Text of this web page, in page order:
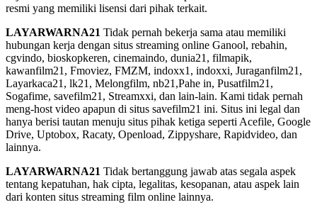
resmi yang memiliki lisensi dari pihak terkait.
LAYARWARNA21 Tidak pernah bekerja sama atau memiliki
hubungan kerja dengan situs streaming online Ganool, rebahin,
cgvindo, bioskopkeren, cinemaindo, dunia21, filmapik,
kawanfilm21, Fmoviez, FMZM, indoxx1, indoxxi, Juraganfilm21,
Layarkaca21, lk21, Melongfilm, nb21,Pahe in, Pusatfilm21,
Sogafime, savefilm21, Streamxxi, dan lain-lain. Kami tidak pernah
meng-host video apapun di situs savefilm21 ini. Situs ini legal dan
hanya berisi tautan menuju situs pihak ketiga seperti Acefile, Google
Drive, Uptobox, Racaty, Openload, Zippyshare, Rapidvideo, dan
lainnya.
LAYARWARNA21 Tidak bertanggung jawab atas segala aspek
tentang kepatuhan, hak cipta, legalitas, kesopanan, atau aspek lain
dari konten situs streaming film online lainnya.